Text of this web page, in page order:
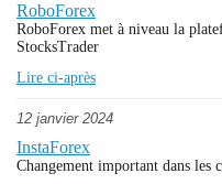
RoboForex
RoboForex met à niveau la
StocksTrader
Lire ci-après
12 janvier 2024
InstaForex
Changement important dans les